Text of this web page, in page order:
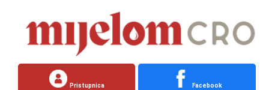
Pristupnica Facebook